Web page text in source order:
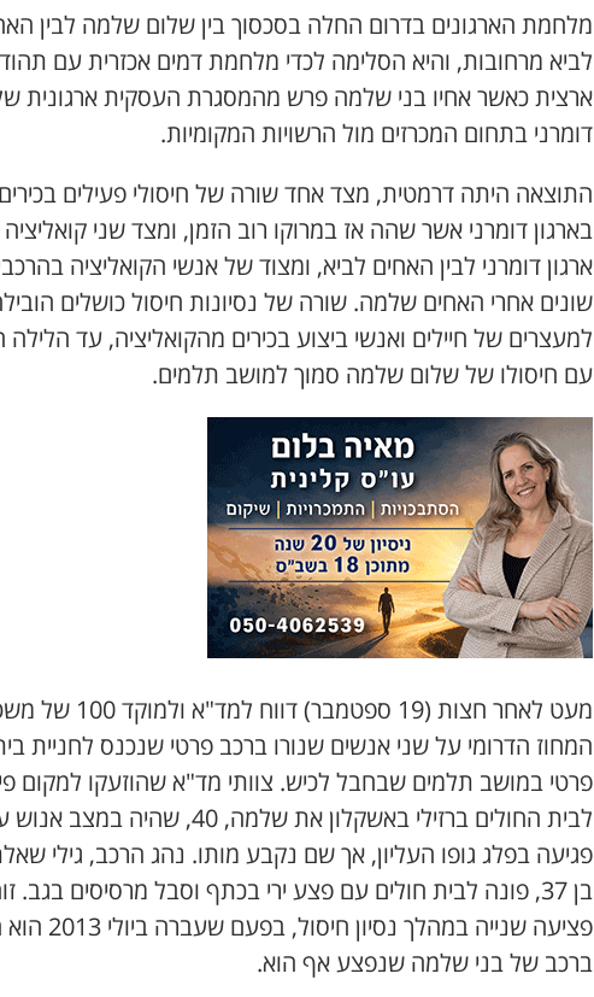
מלחמת הארגונים בדרום החלה בסכסוך בין שלום שלמה לבין
לביא מרחובות, והיא הסלימה לכדי מלחמת דמים אכזרית עם
ארצית כאשר אחיו בני שלמה פרש מהמסגרת העסקית ארגונית
דומרני בתחום המכרזים מול הרשויות המקומיות.
התוצאה היתה דרמטית, מצד אחד שורה של חיסולי פעילים בכירים
בארגון דומרני אשר שהה אז במרוקו רוב הזמן, ומצד שני קואליציה
ארגון דומרני לבין האחים לביא, ומצוד של אנשי הקואליציה
שונים אחרי האחים שלמה. שורה של נסיונות חיסול כושלים
למעצרים של חיילים ואנשי ביצוע בכירים מהקואליציה, עד הלילה
עם חיסולו של שלום שלמה סמוך למושב תלמים.
מעט לאחר חצות (19 ספטמבר) דווח למד"א
ולמוקד 100
המחוז הדרומי על שני אנשים שנורו ברכב פרטי שנכנס לחניית
פרטי במושב תלמים שבחבל לכיש. צוותי מד"א שהוזעקו למקום
לבית החולים ברזילי באשקלון את שלמה, 40, שהיה במצב
פגיעה בפלג גופו העליון, אך שם נקבע מותו. נהג הרכב, גילי
בן 37, פונה לבית חולים עם פצע ירי בכתף וסבל מרסיסים בגב.
פציעה שנייה במהלך נסיון
ברכב של בני שלמה שנפצע אף הוא.